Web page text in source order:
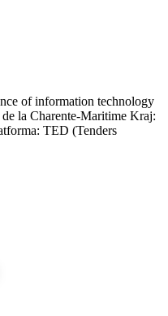
of information technology
la Charente-Maritime Kraj:
TED (Tenders